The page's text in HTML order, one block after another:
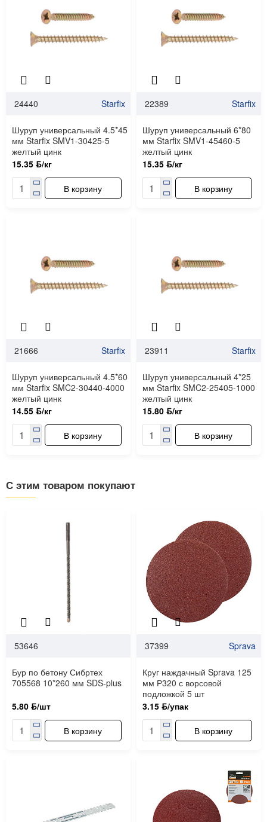
24440 Starfix
Шуруп универсальный 4.5*45
мм Starfix SMV1-30425-5
желтый цинк
15.35 ƃ/кг
В корзину
22389 Starfix
Шуруп универсальный 6*80
мм Starfix SMV1-45460-5
желтый цинк
15.35 ƃ/кг
В корзину
21666 Starfix
Шуруп универсальный 4.5*60
мм Starfix SMC2-30440-4000
желтый цинк
14.55 ƃ/кг
В корзину
23911 Starfix
Шуруп универсальный 4*25
мм Starfix SMC2-25405-1000
желтый цинк
15.80 ƃ/кг
В корзину
С этим товаром покупают
53646
Бур по бетону Сибртех
705568 10*260 мм SDS-plus
5.80 ƃ/шт
В корзину
37399 Sprava
Круг наждачный Sprava 125
мм Р320 с ворсовой
подложкой 5 шт
3.15 ƃ/упак
В корзину